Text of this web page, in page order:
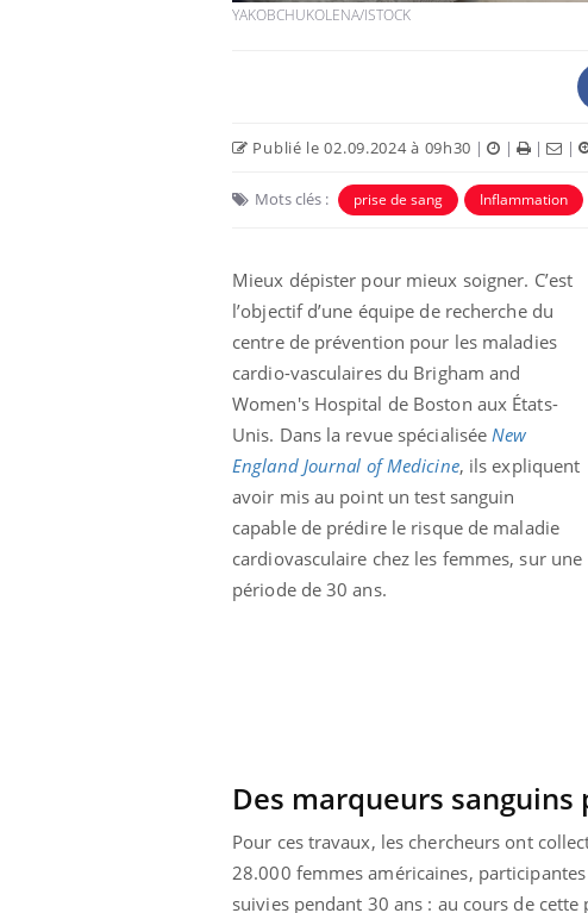
YAKOBCHUKOLENA/ISTOCK
Publié le 02.09.2024 à 09h30 | | | |
Mots clés : prise de sang Inflammation
Mieux dépister pour mieux soigner. C’est
l’objectif d’une équipe de recherche du
centre de prévention pour les maladies
cardio-vasculaires du Brigham and
Women's Hospital de Boston aux États-
Unis. Dans la revue spécialisée New
England Journal of Medicine, ils expliquent
avoir mis au point un test sanguin
capable de prédire le risque de maladie
cardiovasculaire chez les femmes, sur une
période de 30 ans.
Des marqueurs
Pour ces travaux, les chercheurs ont
28.000 femmes américaines,
suivies pendant 30 ans : au cours de